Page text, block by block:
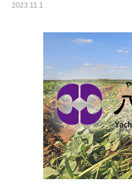
2023.11.1